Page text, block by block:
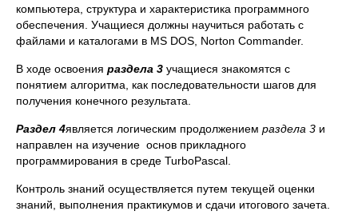
компьютера, структура и характеристика программного
обеспечения. Учащиеся должны научиться работать с
файлами и каталогами в MS DOS, Norton Commander.
В ходе освоения раздела 3 учащиеся знакомятся с
понятием алгоритма, как последовательности шагов для
получения конечного результата.
Раздел 4является логическим продолжением раздела 3 и
направлен на изучение основ прикладного
программирования в среде TurboPascal.
Контроль знаний осуществляется путем текущей оценки
знаний, выполнения практикумов и сдачи итогового зачета.